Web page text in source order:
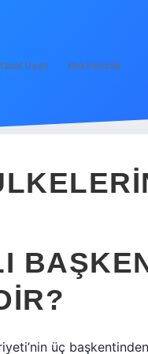
Uyarı Hakkımızda
üç